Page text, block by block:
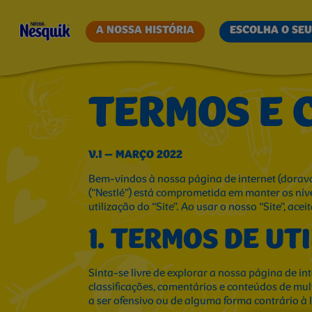
TERMOS
E
CONDIÇÕES
|
NESQUIK
A NOSSA HISTÓRIA ESCOLHA O
TERMOS E
V.1 – MARÇO 2022
Bem-vindos à nossa página de internet
(“Nestlé”) está comprometida em manter os
utilização do “Site”. Ao usar o nosso “Site”,
1. TERMOS DE
Sinta-se livre de explorar a nossa página de
classificações, comentários e conteúdos de
a ser ofensivo ou de alguma forma contrário